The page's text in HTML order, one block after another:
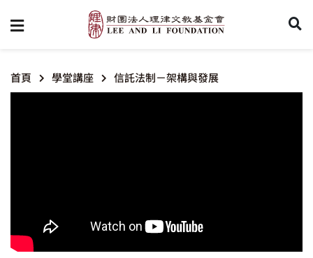
首頁 學堂講座 信託法制－架構與發展